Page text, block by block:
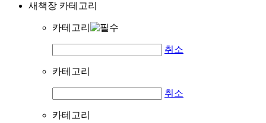
새책장 카테고리
카테고리
취소
카테고리
취소
카테고리